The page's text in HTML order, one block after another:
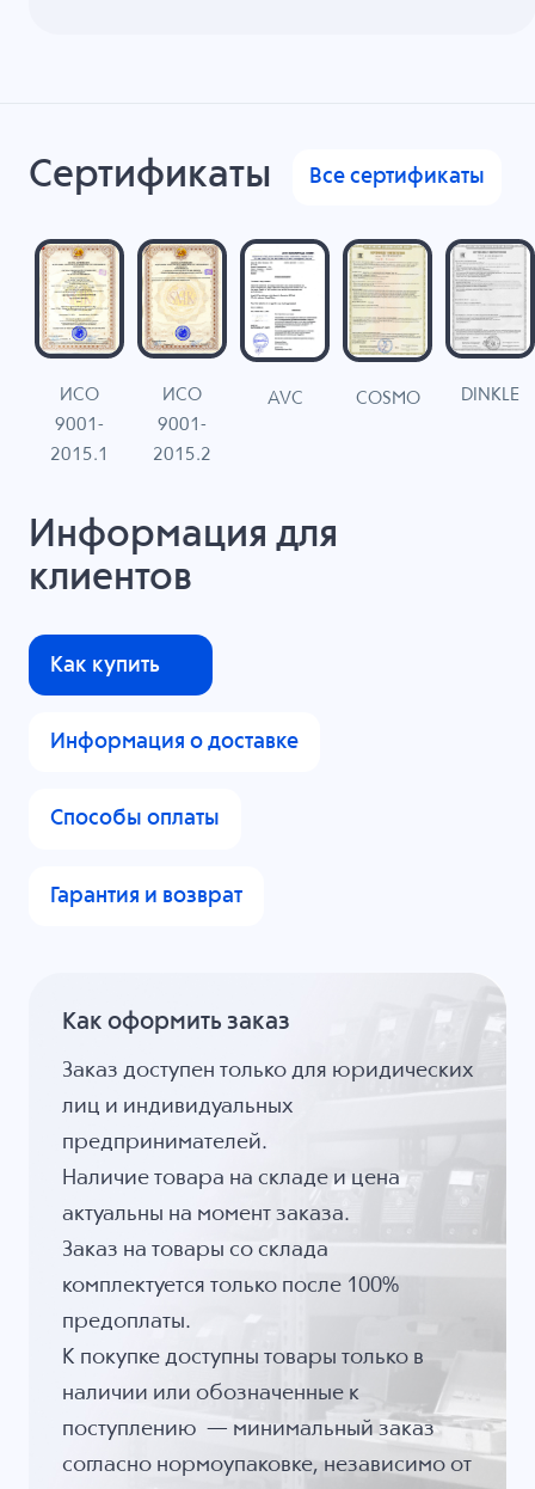
Сертификаты Все сертификаты
ИСО
9001-
2015.1
ИСО
9001-
2015.2
AVC COSMO DINKLE
Информация для
клиентов
Как купить
Информация о доставке
Способы оплаты
Гарантия и возврат
Как оформить заказ
Заказ доступен только для юридических
лиц и индивидуальных
предпринимателей.
Наличие товара на складе и цена
актуальны на момент заказа.
Заказ на товары со склада
комплектуется только после 100%
предоплаты.
К покупке доступны товары только в
наличии или обозначенные к
поступлению — минимальный заказ
согласно нормоупаковке, независимо от